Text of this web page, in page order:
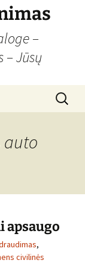
–
– Jūsų
Search
for:
auto
apsaugo
,
civilinės